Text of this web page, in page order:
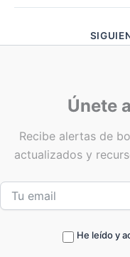
Únete
Recibe alertas de
actualizados y
He leído y